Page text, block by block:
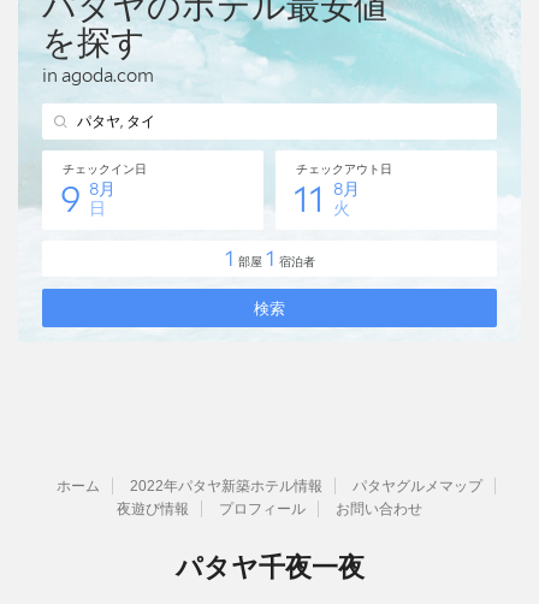
ホーム 2022年パタヤ新築ホテル情報
パタヤグルメマップ
夜遊び情報
プロフィール お問い合わせ
パタヤ千夜一夜